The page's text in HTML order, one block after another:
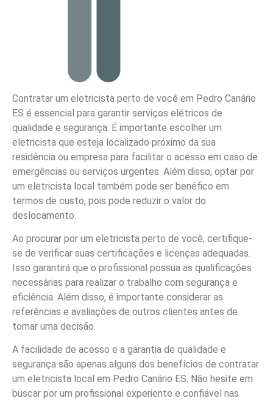
Contratar um eletricista perto de você em Pedro Canário
ES é essencial para garantir serviços elétricos de
qualidade e segurança. É importante escolher um
eletricista que esteja localizado próximo da sua
residência ou empresa para facilitar o acesso em caso de
emergências ou serviços urgentes. Além disso, optar por
um eletricista local também pode ser benéfico em
termos de custo, pois pode reduzir o valor do
deslocamento.
Ao procurar por um eletricista perto de você, certifique-
se de verificar suas certificações e licenças adequadas.
Isso garantirá que o profissional possua as qualificações
necessárias para realizar o trabalho com segurança e
eficiência. Além disso, é importante considerar as
referências e avaliações de outros clientes antes de
tomar uma decisão.
A facilidade de acesso e a garantia de qualidade e
segurança são apenas alguns dos benefícios de contratar
um eletricista local em Pedro Canário ES. Não hesite em
buscar por um profissional experiente e confiável nas